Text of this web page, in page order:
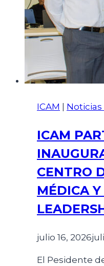
ICAM
ICAM
CENTRO
MÉDICA
julio 16, 2026
El Pesidente